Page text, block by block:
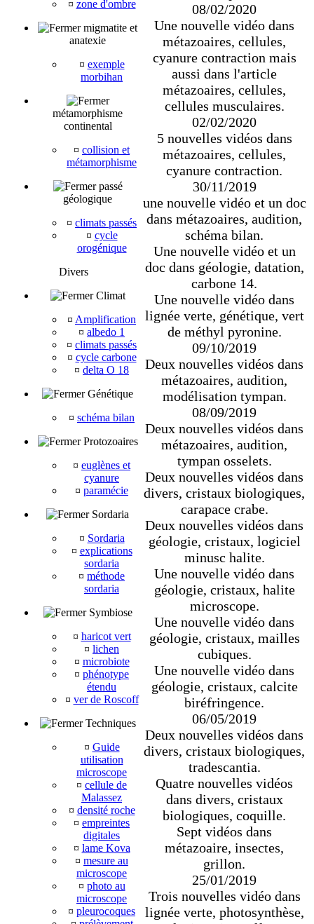
¤ zone d'ombre
migmatite et
anatexie
¤ exemple
morbihan
métamorphisme
continental
¤ collision et
métamorphisme
passé
géologique
¤ climats passés
¤ cycle
orogénique
Divers
Climat
¤ Amplification
¤ albedo 1
¤ climats passés
¤ cycle carbone
¤ delta O 18
Génétique
¤ schéma bilan
Protozoaires
¤ euglènes et
cyanure
¤ paramécie
Sordaria
¤ Sordaria
¤ explications
sordaria
¤ méthode
sordaria
Symbiose
¤ haricot vert
¤ lichen
¤ microbiote
¤ phénotype
étendu
¤ ver de Roscoff
Techniques
¤ Guide
utilisation
microscope
¤ cellule de
Malassez
¤ densité roche
¤ empreintes
digitales
¤ lame Kova
¤ mesure au
microscope
¤ photo au
microscope
¤ pleurocoques
08/02/2020
Une nouvelle vidéo dans
métazoaires, cellules,
cyanure contraction mais
aussi dans l'article
métazoaires, cellules,
cellules musculaires.
02/02/2020
5 nouvelles vidéos dans
métazoaires, cellules,
cyanure contraction.
30/11/2019
une nouvelle vidéo et un doc
dans métazoaires, audition,
schéma bilan.
Une nouvelle vidéo et un
doc dans géologie, datation,
carbone 14.
Une nouvelle vidéo dans
lignée verte, génétique, vert
de méthyl pyronine.
09/10/2019
Deux nouvelles vidéos dans
métazoaires, audition,
modélisation tympan.
08/09/2019
Deux nouvelles vidéos dans
métazoaires, audition,
tympan osselets.
Deux nouvelles vidéos dans
divers, cristaux biologiques,
carapace crabe.
Deux nouvelles vidéos dans
géologie, cristaux, logiciel
minusc halite.
Une nouvelle vidéo dans
géologie, cristaux, halite
microscope.
Une nouvelle vidéo dans
géologie, cristaux, mailles
cubiques.
Une nouvelle vidéo dans
géologie, cristaux, calcite
biréfringence.
06/05/2019
Deux nouvelles vidéos dans
divers, cristaux biologiques,
tradescantia.
Quatre nouvelles vidéos
dans divers, cristaux
biologiques, coquille.
Sept vidéos dans
métazoaire, insectes,
grillon.
25/01/2019
Trois nouvelles vidéo dans
lignée verte, photosynthèse,